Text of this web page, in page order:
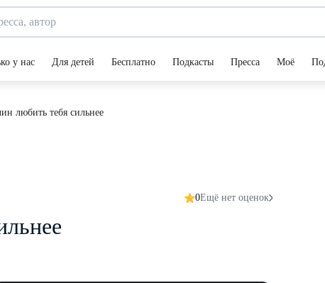
у нас Для детей Бесплатно Подкасты Пресса Моё
любить тебя сильнее
0Ещё нет оценок